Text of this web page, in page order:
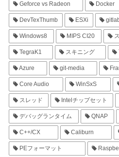
Geforce vs Radeon Docker
DevTexThumb ESXi
Windows8 MIPS CI20
TegraK1 スキニング
Azure git-media
Core Audio WinSxS
スレッド Intelチップセット
デバッグランタイム QNAP
C++/CX Caliburn
PEフォーマット